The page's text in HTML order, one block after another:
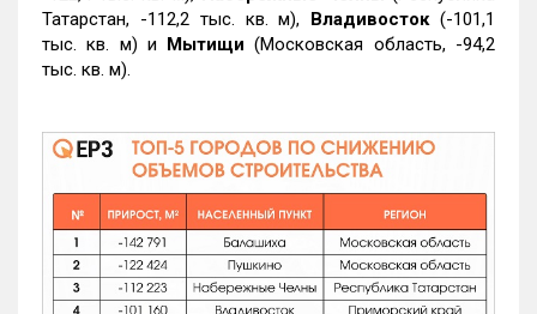
Татарстан, -112,2 тыс. кв. м), Владивосток(-101,1
тыс. кв. м) и Мытищи (Московская область, -94,2
тыс. кв. м).